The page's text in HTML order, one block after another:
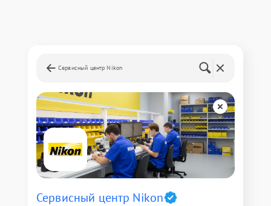
Сервисный центр Nikon
Сервисный центр Nikon